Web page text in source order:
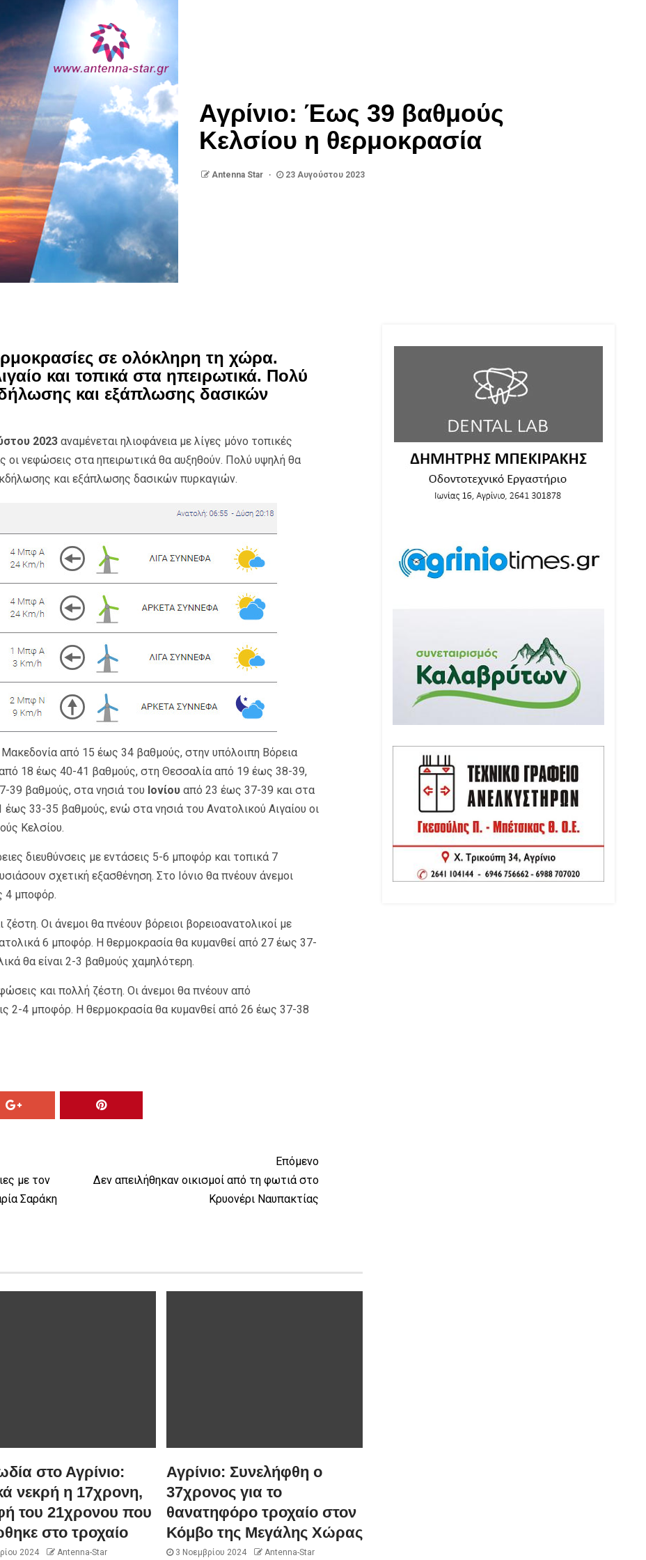
Αγρίνιο: Έως 39 βαθμούς
Κελσίου η θερμοκρασία
Antenna Star 23 Αυγούστου 2023
σε ολόκληρη τη χώρα.
και τοπικά στα ηπειρωτικά. Πολύ
και εξάπλωσης δασικών
2023αναμένεται ηλιοφάνεια με λίγες μόνο τοπικές
οι νεφώσεις στα ηπειρωτικά θα αυξηθούν. Πολύ υψηλή θα
και εξάπλωσης δασικών πυρκαγιών.
από 15 έως 34 βαθμούς, στην υπόλοιπη Βόρεια
18 έως 40-41 βαθμούς, στη Θεσσαλία από 19 έως 38-39,
39 βαθμούς, στα νησιά του Ιονίουαπό 23 έως 37-39 και στα
έως 33-35 βαθμούς, ενώ στα νησιά του Ανατολικού Αιγαίου οι
Κελσίου.
διευθύνσεις με εντάσεις 5-6 μποφόρ και τοπικά 7
σχετική εξασθένηση. Στο Ιόνιο θα πνέουν άνεμοι
4 μποφόρ.
Οι άνεμοι θα πνέουν βόρειοι βορειοανατολικοί με
6 μποφόρ. Η θερμοκρασία θα κυμανθεί από 27 έως 37-
θα είναι 2-3 βαθμούς χαμηλότερη.
και πολλή ζέστη. Οι άνεμοι θα πνέουν από
2-4 μποφόρ. Η θερμοκρασία θα κυμανθεί από 26 έως 37-38
με τον
Σαράκη
Επόμενο
Δεν απειλήθηκαν οικισμοί από τη φωτιά στο
Κρυονέρι Ναυπακτίας
στο Αγρίνιο:
νεκρή η 17χρονη,
του 21χρονου που
στο τροχαίο
2024 Antenna-Star
Αγρίνιο: Συνελήφθη ο
37χρονος για το
θανατηφόρο τροχαίο στον
Κόμβο της Μεγάλης Χώρας
3 Νοεμβρίου 2024 Antenna-Star